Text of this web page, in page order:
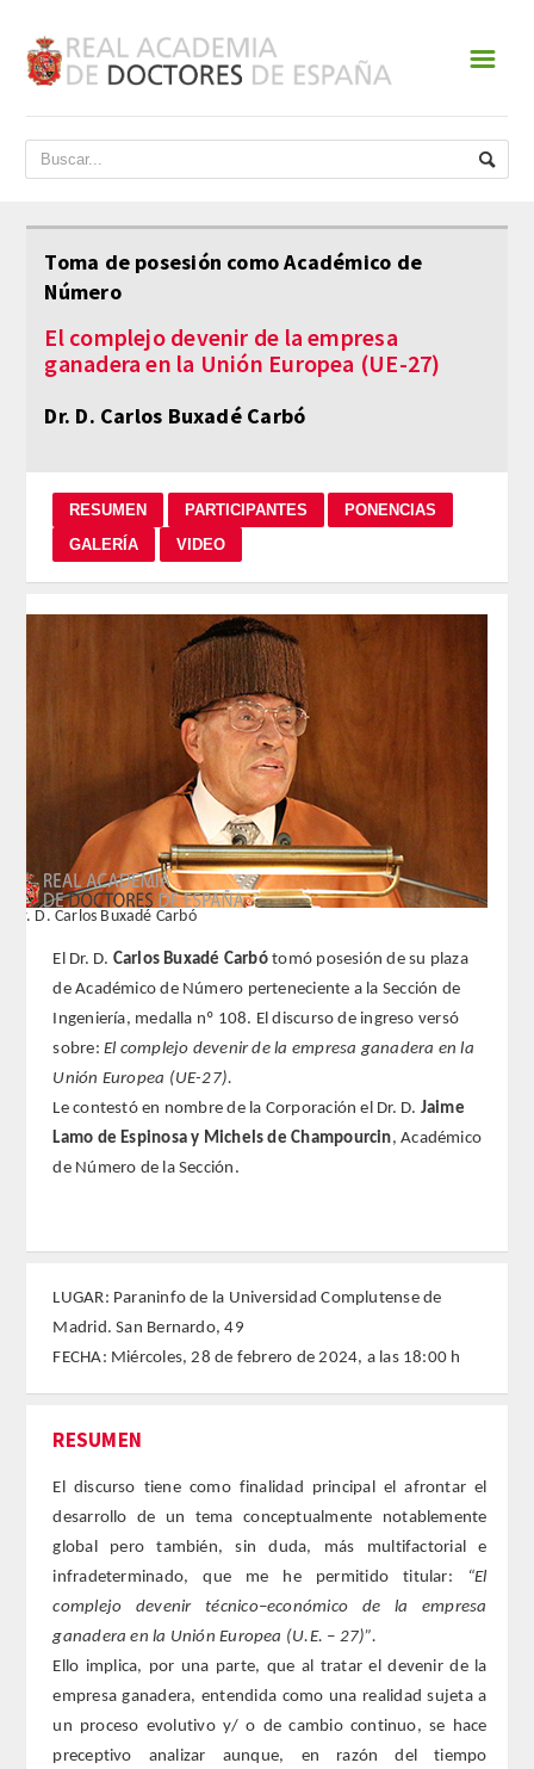
ACADEMIA
DATOS HISTÓRICOS
HISTORIA
PRESIDENTES
JUNTA DE GOBIERNO
ESTATUTOS
REGLAMENTO
FUNDACIÓN LIBERADE
SECCIONES
TEOLOGÍA
HUMANIDADES
ARQUITECTURA Y BELLAS ARTES
VETERINARIA
SUPERNUMERARIOS
CORRESPONDIENTES
Nacionales
Extranjeros
HONOR
☰
Toma de posesión como Académico de
Número
El complejo devenir de la empresa
ganadera en la Unión Europea (UE-27)
Dr. D. Carlos Buxadé Carbó
Dr. D. Carlos Buxadé Carbó
El Dr. D. Carlos Buxadé Carbótomó posesión de su plaza
de Académico de Número perteneciente a la Sección de
Ingeniería, medalla nº 108. El discurso de ingreso versó
sobre: El complejo devenir de la empresa ganadera en la
Unión Europea (UE-27).
Le contestó en nombre de la Corporación el Dr. D. Jaime
Lamo de Espinosa y Michels de Champourcin, Académico
de Número de la Sección.
LUGAR: Paraninfo de la Universidad Complutense de
Madrid. San Bernardo, 49
FECHA: Miércoles, 28 de febrero de 2024, a las 18:00 h
RESUMEN
El discurso tiene como finalidad principal el afrontar el
desarrollo de un tema conceptualmente notablemente
global pero también, sin duda, más multifactorial e
infradeterminado, que me he permitido titular:
“El
complejo devenir técnico–económico de la empresa
ganadera en la Unión Europea (U.E. – 27)”.
Ello implica, por una parte, que al tratar el devenir de la
empresa ganadera, entendida como una realidad sujeta a
un proceso evolutivo y/ o de cambio continuo, se hace
preceptivo analizar aunque, en razón del tiempo